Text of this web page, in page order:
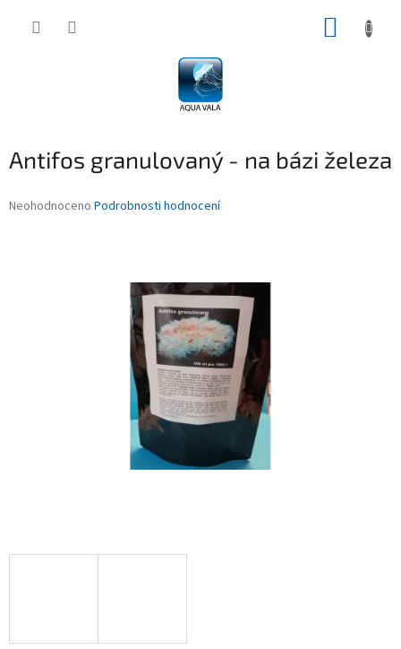
Antifos granulovaný - na bázi železa
Průměrné
Neohodnoceno Podrobnosti hodnocení